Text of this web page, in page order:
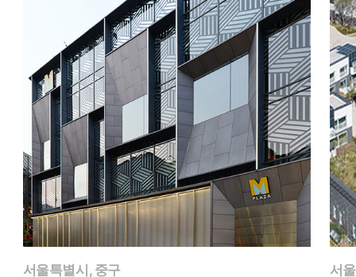
서울특별시, 중구 서